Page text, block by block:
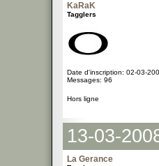
KaRaK
Tagglers
Date d'inscription: 02-03-
Messages: 96
Hors ligne
13-03-
La Gerance